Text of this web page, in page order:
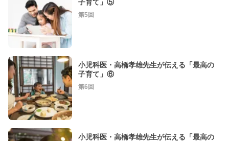
子育て」⑤
第5回
小児科医・高橋孝雄先生が伝える「最高の
子育て」⑥
第6回
小児科医・高橋孝雄先生が伝える「最高の